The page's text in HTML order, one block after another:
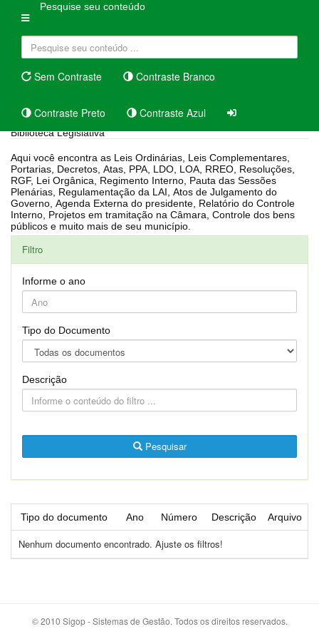
Pesquise seu conteúdo
Sem Contraste Contraste Branco
Contraste Preto Contraste Azul
Biblioteca Legislativa
Aqui você encontra as Leis Ordinárias, Leis Complementares,
Portarias, Decretos, Atas, PPA, LDO, LOA, RREO, Resoluções,
RGF, Lei Orgânica, Regimento Interno, Pauta das Sessões
Plenárias, Regulamentação da LAI, Atos de Julgamento do
Governo, Agenda Externa do presidente, Relatório do Controle
Interno, Projetos em tramitação na Câmara, Controle dos bens
públicos e muito mais de seu município.
Filtro
Informe o ano
Tipo do Documento
Descrição
Pesquisar
Tipo do documento Ano Número Descrição Arquivo
Nenhum documento encontrado. Ajuste os filtros!
© 2010 Sigop - Sistemas de Gestão. Todos os direitos reservados.